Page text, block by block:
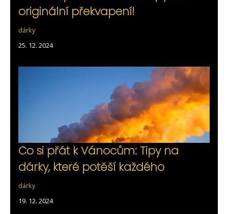
originální překvapení!
dárky
25. 12. 2024
Co si přát k Vánocům: Tipy na
dárky, které potěší každého
dárky
19. 12. 2024